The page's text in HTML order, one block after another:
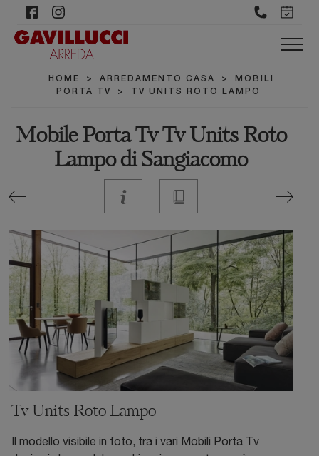
HOME > ARREDAMENTO CASA >
MOBILI
PORTA TV
> TV UNITS ROTO LAMPO
Mobile Porta Tv Tv Units Roto
Lampo di Sangiacomo
Tv Units Roto Lampo
Il modello visibile in foto, tra i vari Mobili Porta Tv